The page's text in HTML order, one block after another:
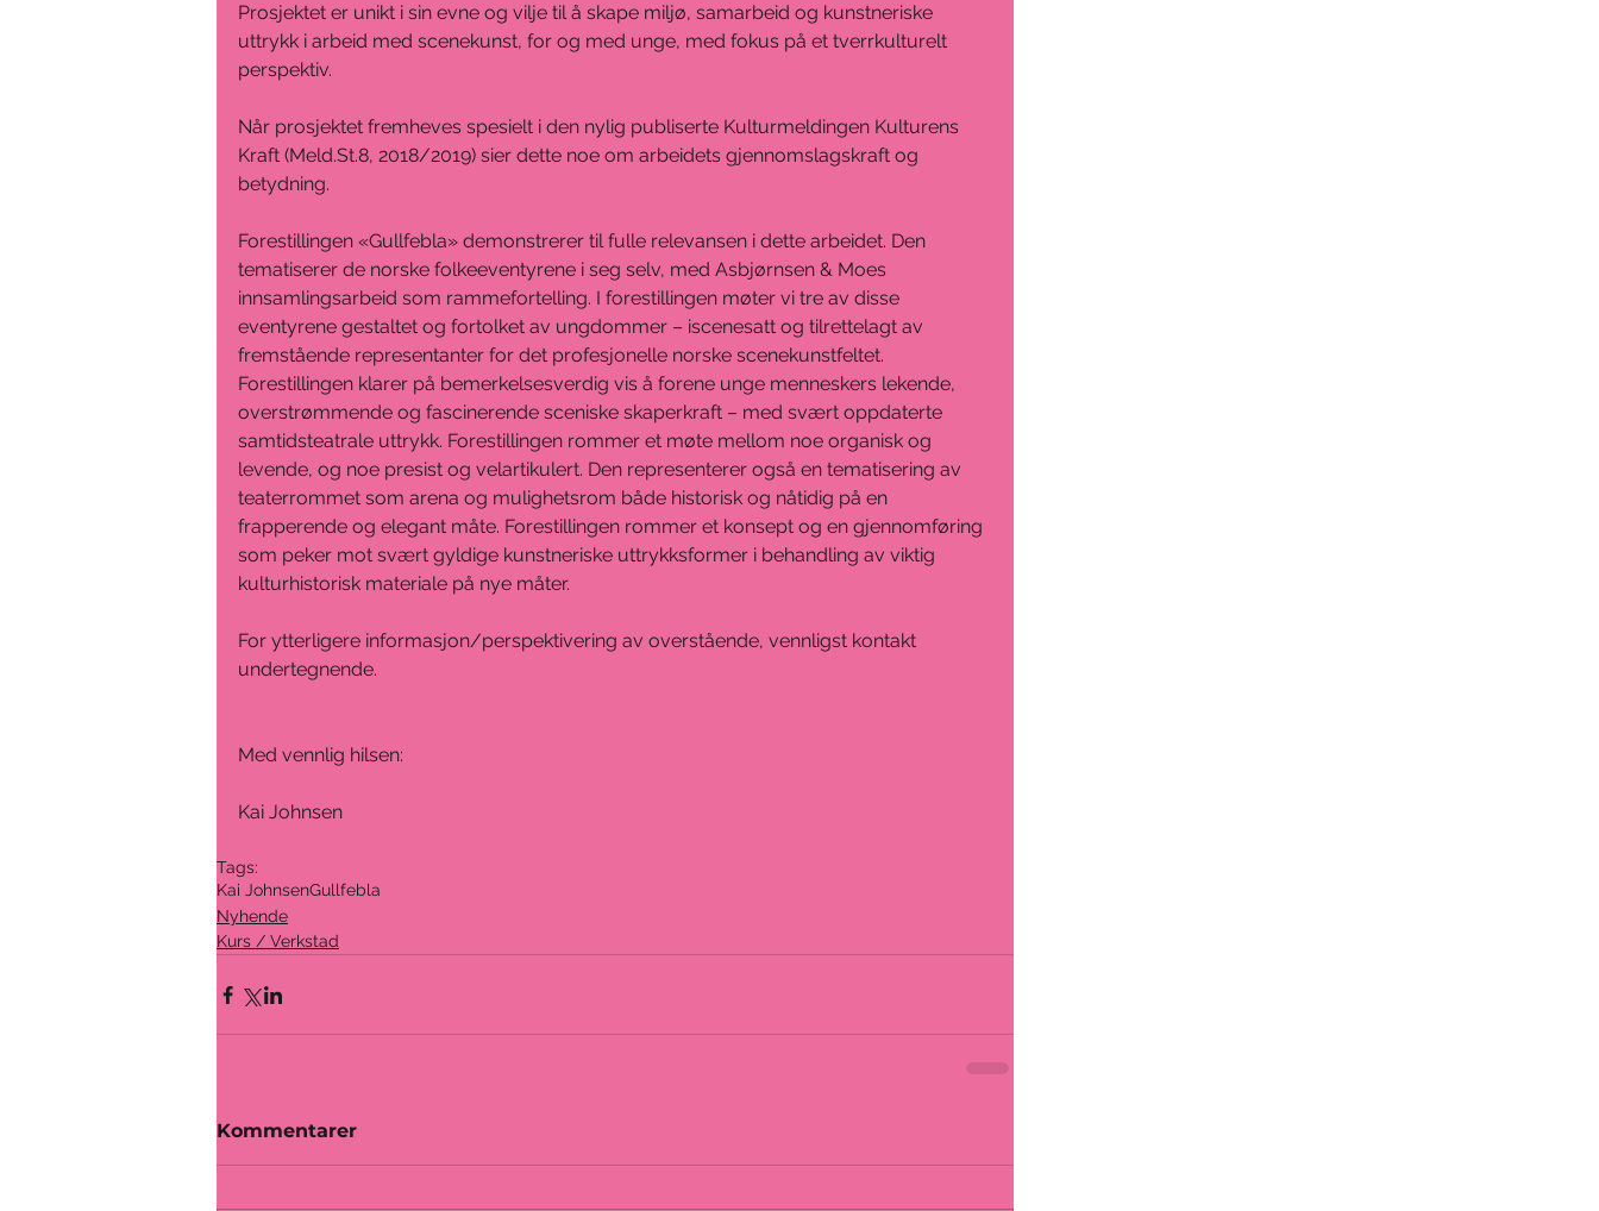
Prosjektet er unikt i sin evne og vilje til å skape miljø, samarbeid og kunstneriske
uttrykk i arbeid med scenekunst, for og med unge, med fokus på et tverrkulturelt
perspektiv.
Når prosjektet fremheves spesielt i den nylig publiserte Kulturmeldingen Kulturens
Kraft (Meld.St.8, 2018/2019) sier dette noe om arbeidets gjennomslagskraft og
betydning.
Forestillingen «Gullfebla» demonstrerer til fulle relevansen i dette arbeidet. Den
tematiserer de norske folkeeventyrene i seg selv, med Asbjørnsen & Moes
innsamlingsarbeid som rammefortelling. I forestillingen møter vi tre av disse
eventyrene gestaltet og fortolket av ungdommer – iscenesatt og tilrettelagt av
fremstående representanter for det profesjonelle norske scenekunstfeltet.
Forestillingen klarer på bemerkelsesverdig vis å forene unge menneskers lekende,
overstrømmende og fascinerende sceniske skaperkraft – med svært oppdaterte
samtidsteatrale uttrykk. Forestillingen rommer et møte mellom noe organisk og
levende, og noe presist og velartikulert. Den representerer også en tematisering av
teaterrommet som arena og mulighetsrom både historisk og nåtidig på en
frapperende og elegant måte. Forestillingen rommer et konsept og en gjennomføring
som peker mot svært gyldige kunstneriske uttrykksformer i behandling av viktig
kulturhistorisk materiale på nye måter.
For ytterligere informasjon/perspektivering av overstående, vennligst kontakt
undertegnende.
Med vennlig hilsen:
Kai Johnsen
Tags:
Kai JohnsenGullfebla
Nyhende
Kurs / Verkstad
Kommentarer